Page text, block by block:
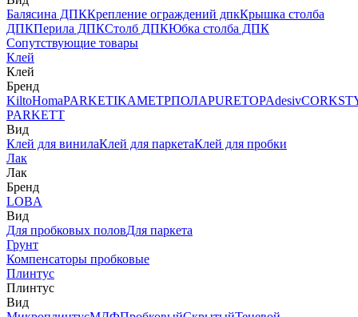
Балясина ДПККрепление ограждений дпкКрышка столба
ДПКПерила ДПКСтолб ДПКЮбка столба ДПК
Сопутствующие товары
Клей
Клей
Бренд
KiltoHomaPARKETIKAМЕТРПОЛАPURETOPAdesiv
PARKETT
Вид
Клей для винилаКлей для паркетаКлей для пробки
Лак
Лак
Бренд
LOBA
Вид
Для пробковых половДля паркета
Грунт
Компенсаторы пробковые
Плинтус
Плинтус
Вид